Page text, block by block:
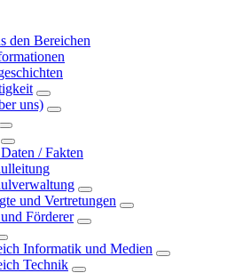
den Bereichen
uns)
/ Fakten
und Vertretungen
Förderer
Informatik und Medien
Technik